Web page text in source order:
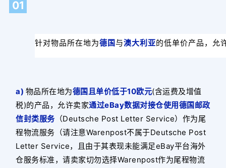
01
针对物品所在地为德国与澳大利亚的低单价产品，允
a) 物品所在地为德国且单价低于10欧元(含运费及增值
税)的产品，允许卖家通过eBay数据对接仓使用德国邮政
信封类服务 （Deutsche Post Letter Service）作为尾
程物流服务（请注意Warenpost不属于Deutsche Post
Letter Service，且由于其表现未能满足eBay平台海外
仓服务标准，请卖家切勿选择Warenpost作为尾程物流